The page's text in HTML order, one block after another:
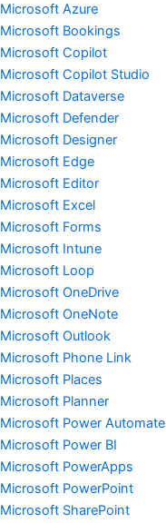
Microsoft Azure
Microsoft Bookings
Microsoft Copilot
Microsoft Copilot Studio
Microsoft Dataverse
Microsoft Defender
Microsoft Designer
Microsoft Edge
Microsoft Editor
Microsoft Excel
Microsoft Forms
Microsoft Intune
Microsoft Loop
Microsoft OneDrive
Microsoft OneNote
Microsoft Outlook
Microsoft Phone Link
Microsoft Places
Microsoft Planner
Microsoft Power Automate
Microsoft Power BI
Microsoft PowerApps
Microsoft PowerPoint
Microsoft SharePoint